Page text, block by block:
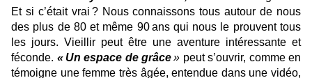
Et si c’était vrai ? Nous connaissons tous autour de nous
des plus de 80 et même 90 ans qui nous le prouvent tous
les jours. Vieillir peut être une aventure intéressante et
féconde. « Un espace de grâce» peut s’ouvrir, comme en
témoigne une femme très âgée, entendue dans une vidéo,